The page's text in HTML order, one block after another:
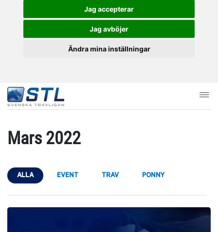
Jag accepterar
Jag avböjer
Ändra mina inställningar
Mars 2022
ALLA EVENT TRAV PONNY